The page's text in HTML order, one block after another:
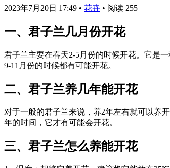
2023年7月20日 17:49 • 花卉 • 阅读 255
一、君子兰几月份开花
君子兰主要在春天2-5月份的时候开花。它是
9-11月份的时候都有可能开花。
二、君子兰养几年能开花
对于一般的君子兰来说，养2年左右就可以养
年的时间，它才有可能会开花。
三、君子兰怎么养能开花